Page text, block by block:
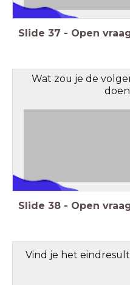
Slide 37 - Open
Wat zou je de
Slide 38 - Open
Vind je het